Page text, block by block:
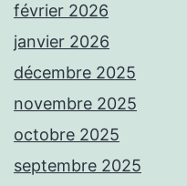
février 2026
janvier 2026
décembre 2025
novembre 2025
octobre 2025
septembre 2025